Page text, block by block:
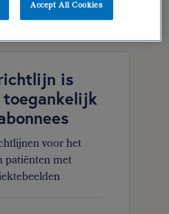
is
voor het
patiënten met
Accept All Cookies